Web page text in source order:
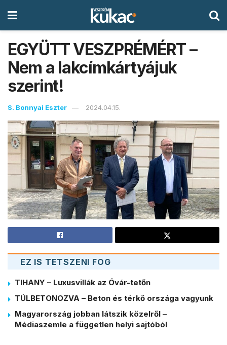
EGYÜTT VESZPRÉMÉRT –
Nem a lakcímkártyájuk
szerint!
S. Bonnyai Eszter 2024.04.15.
EZ IS TETSZENI FOG
TIHANY – Luxusvillák az Óvár-tetőn
TÚLBETONOZVA – Beton és térkő országa vagyunk
Magyarország jobban látszik közelről –
Médiaszemle a független helyi sajtóból